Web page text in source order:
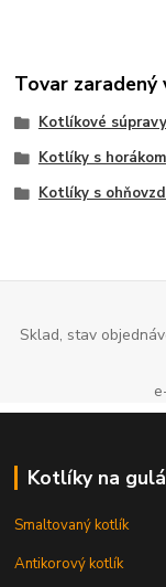
Tovar zaradený
Kotlíkové súpravy
Kotlíky s horákom
Kotlíky s
Sklad, stav
Kotlíky na
Smaltovaný kotlík
Antikorový kotlík